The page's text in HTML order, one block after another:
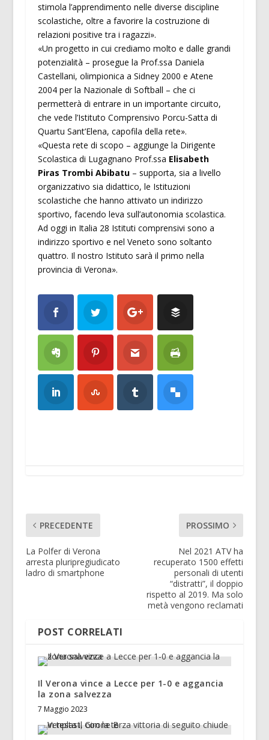
stimola l’apprendimento nelle diverse discipline
scolastiche, oltre a favorire la costruzione di
relazioni positive tra i ragazzi».
«Un progetto in cui crediamo molto e dalle grandi
potenzialità – prosegue la Prof.ssa Daniela
Castellani, olimpionica a Sidney 2000 e Atene
2004 per la Nazionale di Softball – che ci
permetterà di entrare in un importante circuito,
che vede l’Istituto Comprensivo Porcu-Satta di
Quartu Sant’Elena, capofila della rete».
«Questa rete di scopo – aggiunge la Dirigente
Scolastica di Lugagnano Prof.ssa Elisabeth
Piras Trombi Abibatu– supporta, sia a livello
organizzativo sia didattico, le Istituzioni
scolastiche che hanno attivato un indirizzo
sportivo, facendo leva sull’autonomia scolastica.
Ad oggi in Italia 28 Istituti comprensivi sono a
indirizzo sportivo e nel Veneto sono soltanto
quattro. Il nostro Istituto sarà il primo nella
provincia di Verona».
PRECEDENTE
La Polfer di Verona
arresta pluripregiudicato
ladro di smartphone
PROSSIMO
Nel 2021 ATV ha
recuperato 1500 effetti
personali di utenti
“distratti”, il doppio
rispetto al 2019. Ma solo
metà vengono reclamati
POST CORRELATI
Il Verona vince a Lecce per 1-0 e aggancia
la zona salvezza
7 Maggio 2023